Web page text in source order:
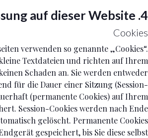
4. Datenerfassung auf dieser Website
Cookies
verwenden so genannte „Cookies“.
Textdateien und richten auf Ihrem
Schaden an. Sie werden entweder
für die Dauer einer Sitzung (Session-
(permanente Cookies) auf Ihrem
Session-Cookies werden nach Ende
gelöscht. Permanente Cookies
gespeichert, bis Sie diese selbst